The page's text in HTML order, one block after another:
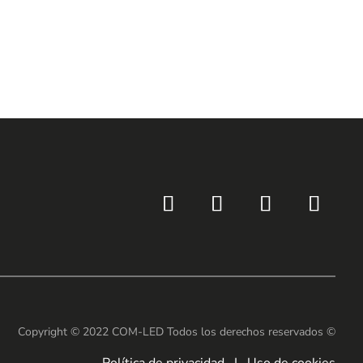
Copyright © 2022 COM-LED Todos los derechos reservados ©